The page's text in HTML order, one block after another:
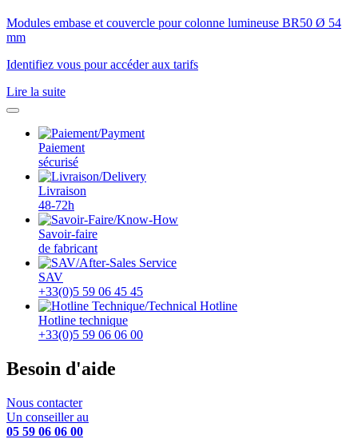
Modules embase et couvercle pour colonne lumineuse BR50 Ø 54
mm
Identifiez vous pour accéder aux tarifs
Lire la suite
Paiement
sécurisé
Livraison
48-72h
Savoir-faire
de fabricant
SAV
+33(0)5 59 06 45 45
Hotline technique
+33(0)5 59 06 06 00
Besoin d'aide
Nous contacter
Un conseiller au
05 59 06 06 00